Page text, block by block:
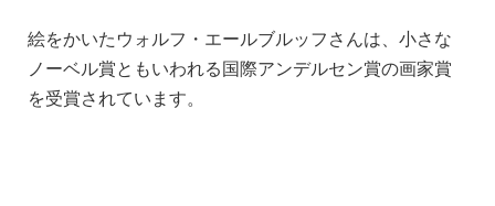
絵をかいたウォルフ・エールブルッフさんは、小さな
ノーベル賞ともいわれる国際アンデルセン賞の画家賞
を受賞されています。